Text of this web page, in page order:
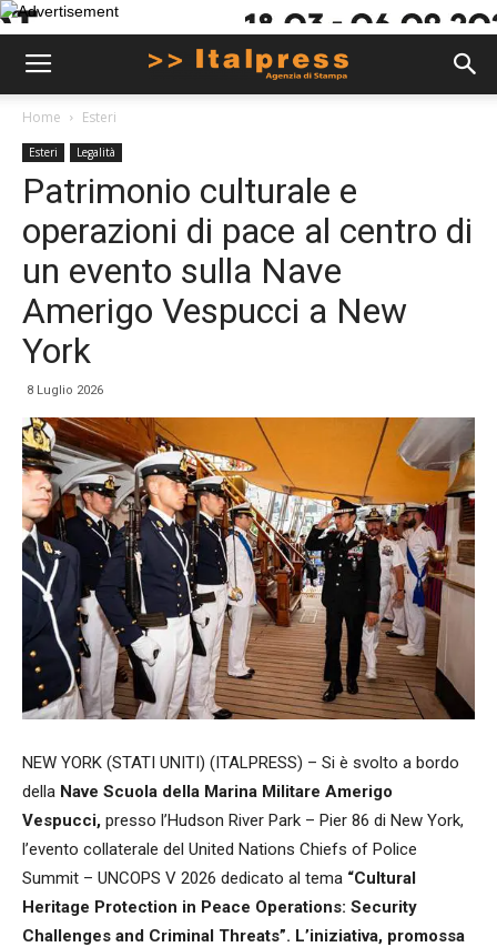
Home Esteri
Esteri Legalità
Patrimonio culturale e
operazioni di pace al centro di
un evento sulla Nave
Amerigo Vespucci a New
York
8 Luglio 2026
NEW YORK (STATI UNITI) (ITALPRESS) – Si è svolto a bordo
della Nave Scuola della Marina Militare Amerigo
Vespucci, presso l’Hudson River Park – Pier 86 di New York,
l’evento collaterale del United Nations Chiefs of Police
Summit – UNCOPS V 2026 dedicato al tema “Cultural
Heritage Protection in Peace Operations: Security
Challenges and Criminal Threats”. L’iniziativa, promossa